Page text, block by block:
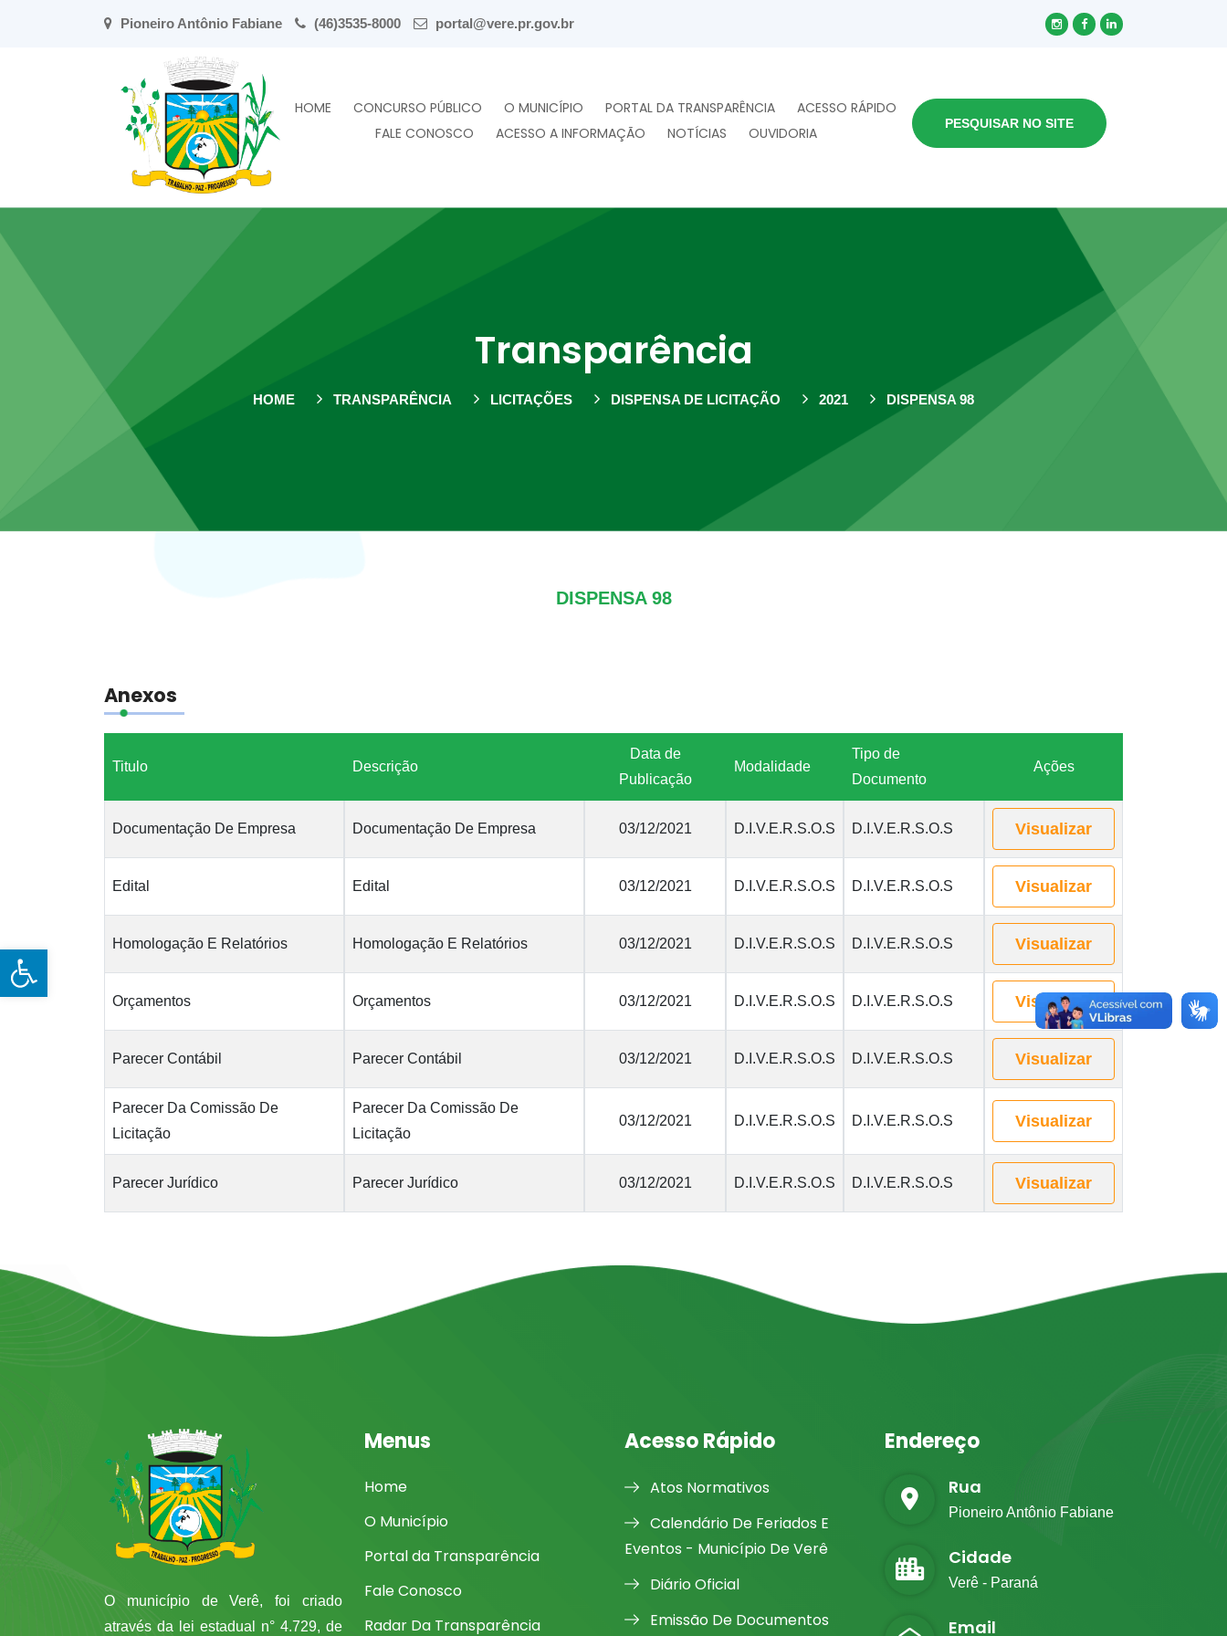
Open toolbar
Pioneiro Antônio Fabiane (46)3535-8000 portal@vere.pr.gov.br
HOME CONCURSO PÚBLICO O MUNICÍPIO PORTAL DA TRANSPARÊNCIA
ACESSO RÁPIDO
FALE CONOSCO
ACESSO A INFORMAÇÃO NOTÍCIAS OUVIDORIA
PESQUISAR NO SITE
Transparência
HOME TRANSPARÊNCIA LICITAÇÕES DISPENSA DE LICITAÇÃO 2021 DISPENSA 98
DISPENSA 98
Anexos
Titulo Descrição
Data de
Publicação
Modalidade
Tipo de
Documento
Ações
Documentação De Empresa Documentação De Empresa 03/12/2021 D.I.V.E.R.S.O.S D.I.V.E.R.S.O.S Visualizar
Edital Edital 03/12/2021 D.I.V.E.R.S.O.S D.I.V.E.R.S.O.S Visualizar
Homologação E Relatórios Homologação E Relatórios 03/12/2021 D.I.V.E.R.S.O.S D.I.V.E.R.S.O.S Visualizar
Orçamentos Orçamentos 03/12/2021 D.I.V.E.R.S.O.S D.I.V.E.R.S.O.S Visualizar
Parecer Contábil Parecer Contábil 03/12/2021 D.I.V.E.R.S.O.S D.I.V.E.R.S.O.S Visualizar
Parecer Da Comissão De
Licitação
Parecer Da Comissão De
Licitação
03/12/2021 D.I.V.E.R.S.O.S D.I.V.E.R.S.O.S Visualizar
Parecer Jurídico Parecer Jurídico 03/12/2021 D.I.V.E.R.S.O.S D.I.V.E.R.S.O.S Visualizar
O município de Verê, foi criado
através da lei estadual n° 4.729, de
Menus
Home
O Município
Portal da Transparência
Fale Conosco
Radar Da Transparência
Acesso Rápido
Atos Normativos
Calendário De Feriados E
Eventos - Município De Verê
Diário Oficial
Emissão De Documentos
Endereço
Rua
Pioneiro Antônio Fabiane
Cidade
Verê - Paraná
Email